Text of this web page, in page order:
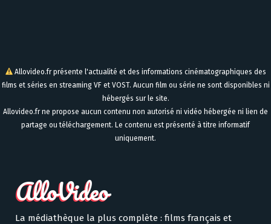
Allovideo.fr présente l'actualité et des informations cinématographiques des
films et séries en streaming VF et VOST. Aucun film ou série ne sont disponibles ni
hébergés sur le site.
Allovideo.fr ne propose aucun contenu non autorisé ni vidéo hébergée ni lien de
partage ou téléchargement. Le contenu est présenté à titre informatif
uniquement.
La médiathèque la plus complète : films français et